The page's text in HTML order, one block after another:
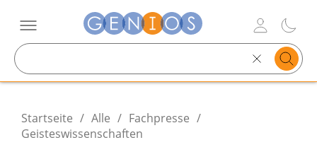
text
Startseite / Alle / Fachpresse /
Geisteswissenschaften